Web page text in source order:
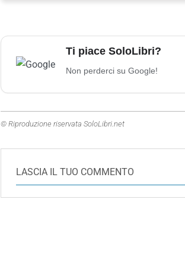
Ti piace SoloLibri?
Non perderci su Google!
© Riproduzione riservata SoloLibri.net
LASCIA IL TUO COMMENTO